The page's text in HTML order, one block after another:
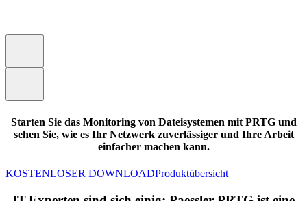
Starten Sie das Monitoring von Dateisystemen mit PRTG und
sehen Sie, wie es Ihr Netzwerk zuverlässiger und Ihre Arbeit
einfacher machen kann.
KOSTENLOSER DOWNLOADProduktübersicht